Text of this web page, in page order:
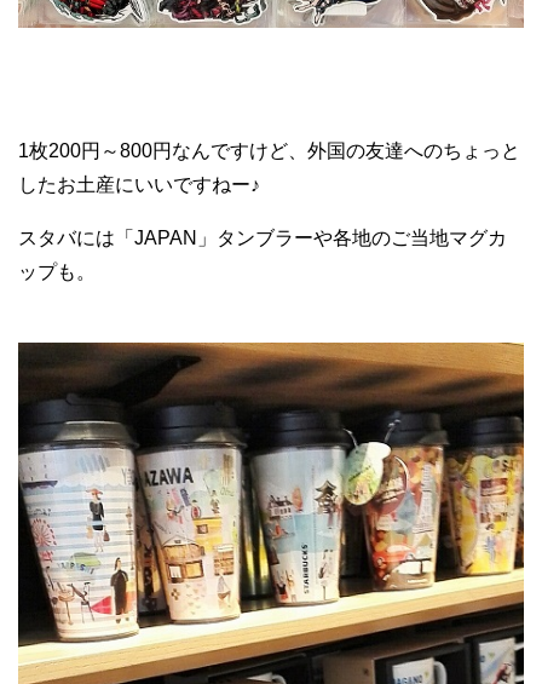
1枚200円～800円なんですけど、外国の友達へのちょっと
したお土産にいいですねー♪
スタバには「JAPAN」タンブラーや各地のご当地マグカ
ップも。